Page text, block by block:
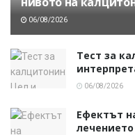
06/08/2026
Тест за
06/08/2026
Ефектът